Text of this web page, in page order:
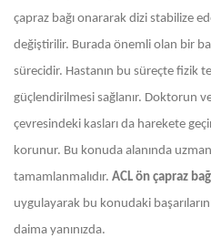
çapraz bağı onararak dizi stabilize
değiştirilir. Burada önemli olan bir
sürecidir. Hastanın bu süreçte fizik
güçlendirilmesi sağlanır. Doktorun
çevresindeki kasları da harekete
korunur. Bu konuda alanında
tamamlanmalıdır. ACL ön çapraz
uygulayarak bu konudaki
daima yanınızda.